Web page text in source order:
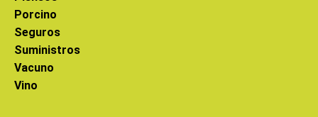
Porcino
Seguros
Suministros
Vacuno
Vino